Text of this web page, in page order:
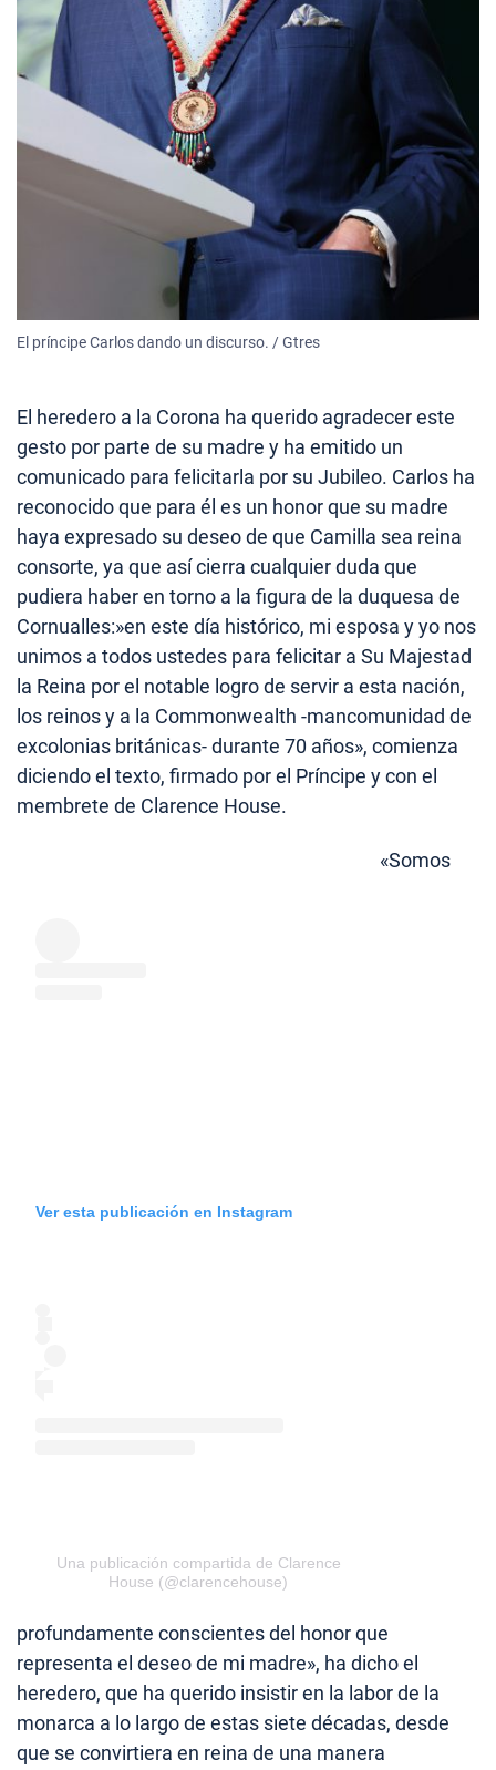
El príncipe Carlos dando un discurso. / Gtres
El heredero a la Corona ha querido agradecer este
gesto por parte de su madre y ha emitido un
comunicado para felicitarla por su Jubileo. Carlos ha
reconocido que para él es un honor que su madre
haya expresado su deseo de que Camilla sea reina
consorte, ya que así cierra cualquier duda que
pudiera haber en torno a la figura de la duquesa de
Cornualles:»en este día histórico, mi esposa y yo nos
unimos a todos ustedes para felicitar a Su Majestad
la Reina por el notable logro de servir a esta nación,
los reinos y a la Commonwealth -mancomunidad de
excolonias británicas- durante 70 años», comienza
diciendo el texto, firmado por el Príncipe y con el
membrete de Clarence House.
Ver esta publicación en Instagram
Una publicación compartida de Clarence
House (@clarencehouse)
«Somos
profundamente conscientes del honor que
representa el deseo de mi madre», ha dicho el
heredero, que ha querido insistir en la labor de la
monarca a lo largo de estas siete décadas, desde
que se convirtiera en reina de una manera